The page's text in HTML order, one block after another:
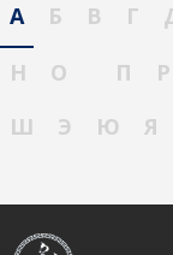
А Б В Г
Н
О П Р
Ш
Э Ю Я